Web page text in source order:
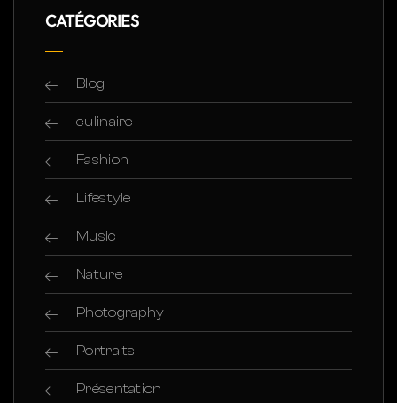
CATÉGORIES
Blog
culinaire
Fashion
Lifestyle
Music
Nature
Photography
Portraits
Présentation